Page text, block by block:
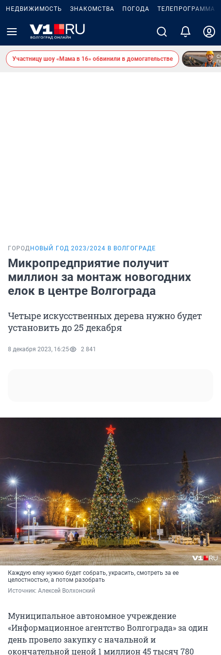
НЕДВИЖИМОСТЬ ЗНАКОМСТВА ПОГОДА ТЕЛЕПРОГРАММА
Участницу шоу «Мама в 16» обвинили в домогательстве
ГОРОД НОВЫЙ ГОД 2023/2024 В ВОЛГОГРАДЕ
Микропредприятие получит
миллион за монтаж новогодних
елок в центре Волгограда
Четыре искусственных дерева нужно будет
установить до 25 декабря
8 декабря 2023, 16:25 2 841
Каждую елку нужно будет собрать, украсить, смотреть за ее
целостностью, а потом разобрать
Источник: Алексей Волхонский
Муниципальное автономное учреждение
«Информационное агентство Волгограда» за один
день провело закупку с начальной и
окончательной ценой 1 миллион 45 тысяч 780